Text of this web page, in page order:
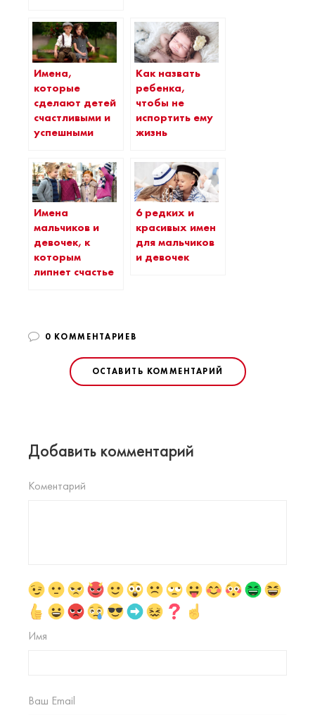
Имена,
которые
сделают детей
счастливыми и
успешными
Как назвать
ребенка,
чтобы не
испортить ему
жизнь
Имена
мальчиков и
девочек, к
которым
липнет счастье
6 редких и
красивых имен
для мальчиков
и девочек
0 КОММЕНТАРИЕВ
ОСТАВИТЬ КОММЕНТАРИЙ
Добавить комментарий
Коментарий
Имя
Ваш Email